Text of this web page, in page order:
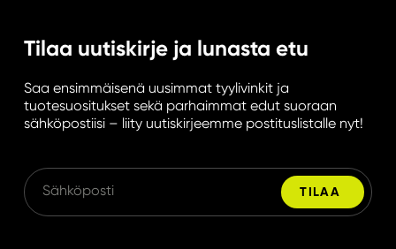
Tilaa uutiskirje ja lunasta etu
Saa ensimmäisenä uusimmat tyylivinkit ja
tuotesuositukset sekä parhaimmat edut suoraan
sähköpostiisi – liity uutiskirjeemme postituslistalle nyt!